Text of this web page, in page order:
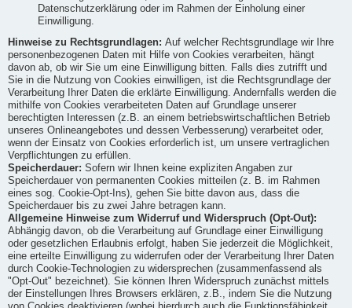
Datenschutzerklärung oder im Rahmen der Einholung einer
Einwilligung.
Hinweise zu Rechtsgrundlagen: Auf welcher Rechtsgrundlage wir Ihre
personenbezogenen Daten mit Hilfe von Cookies verarbeiten, hängt
davon ab, ob wir Sie um eine Einwilligung bitten. Falls dies zutrifft und
Sie in die Nutzung von Cookies einwilligen, ist die Rechtsgrundlage der
Verarbeitung Ihrer Daten die erklärte Einwilligung. Andernfalls werden die
mithilfe von Cookies verarbeiteten Daten auf Grundlage unserer
berechtigten Interessen (z.B. an einem betriebswirtschaftlichen Betrieb
unseres Onlineangebotes und dessen Verbesserung) verarbeitet oder,
wenn der Einsatz von Cookies erforderlich ist, um unsere vertraglichen
Verpflichtungen zu erfüllen.
Speicherdauer: Sofern wir Ihnen keine expliziten Angaben zur
Speicherdauer von permanenten Cookies mitteilen (z. B. im Rahmen
eines sog. Cookie-Opt-Ins), gehen Sie bitte davon aus, dass die
Speicherdauer bis zu zwei Jahre betragen kann.
Allgemeine Hinweise zum Widerruf und Widerspruch (Opt-Out):
Abhängig davon, ob die Verarbeitung auf Grundlage einer Einwilligung
oder gesetzlichen Erlaubnis erfolgt, haben Sie jederzeit die Möglichkeit,
eine erteilte Einwilligung zu widerrufen oder der Verarbeitung Ihrer Daten
durch Cookie-Technologien zu widersprechen (zusammenfassend als
"Opt-Out" bezeichnet). Sie können Ihren Widerspruch zunächst mittels
der Einstellungen Ihres Browsers erklären, z.B., indem Sie die Nutzung